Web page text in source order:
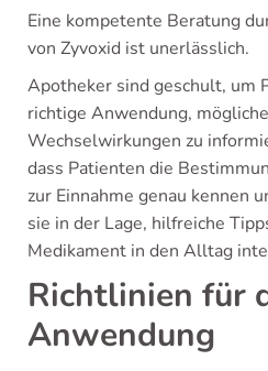
Eine kompetente Beratung
von Zyvoxid ist unerlässlich.
Apotheker sind geschult, um
richtige Anwendung,
Wechselwirkungen zu
dass Patienten die
zur Einnahme genau kennen
sie in der Lage, hilfreiche
Medikament in den Alltag
Richtlinien für
Anwendung